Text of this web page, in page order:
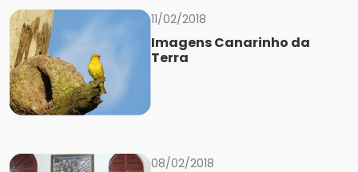
11/02/2018
Imagens Canarinho da
Terra
08/02/2018